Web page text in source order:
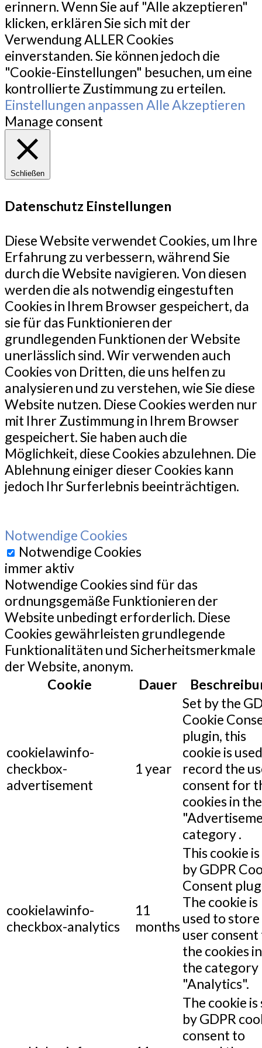
erinnern. Wenn Sie auf "Alle akzeptieren"
klicken, erklären Sie sich mit der
Verwendung ALLER Cookies
einverstanden. Sie können jedoch die
"Cookie-Einstellungen" besuchen, um eine
kontrollierte Zustimmung zu erteilen.
Einstellungen anpassen Alle Akzeptieren
Manage consent
Schließen
Datenschutz Einstellungen
Diese Website verwendet Cookies, um Ihre
Erfahrung zu verbessern, während Sie
durch die Website navigieren. Von diesen
werden die als notwendig eingestuften
Cookies in Ihrem Browser gespeichert, da
sie für das Funktionieren der
grundlegenden Funktionen der Website
unerlässlich sind. Wir verwenden auch
Cookies von Dritten, die uns helfen zu
analysieren und zu verstehen, wie Sie diese
Website nutzen. Diese Cookies werden nur
mit Ihrer Zustimmung in Ihrem Browser
gespeichert. Sie haben auch die
Möglichkeit, diese Cookies abzulehnen. Die
Ablehnung einiger dieser Cookies kann
jedoch Ihr Surferlebnis beeinträchtigen.
Notwendige Cookies
Notwendige Cookies
immer aktiv
Notwendige Cookies sind für das
ordnungsgemäße Funktionieren der
Website unbedingt erforderlich. Diese
Cookies gewährleisten grundlegende
Funktionalitäten und Sicherheitsmerkmale
der Website, anonym.
Cookie
Dauer
cookielawinfo-
checkbox-
advertisement
1 year
Set by the
Cookie
plugin, this
cookie is
record the
consent for
cookies in the
category .
cookielawinfo-
checkbox-analytics
11
months
This cookie
by GDPR
Consent
The cookie is
used to
user
the cookies in
the category
"Analytics".
The cookie is
by GDPR
consent to